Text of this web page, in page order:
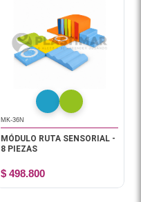
MK-36N
MÓDULO RUTA SENSORIAL -
8 PIEZAS
$ 498.800